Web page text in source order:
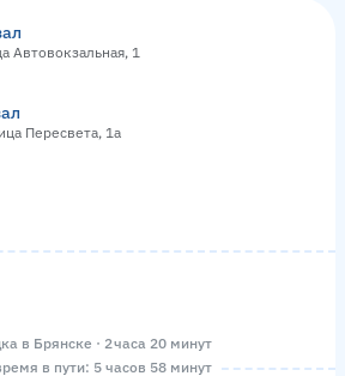
Автовокзальная, 1
Пересвета, 1а
в Брянске · 2 часа 20 минут
в пути: 5 часов 58 минут